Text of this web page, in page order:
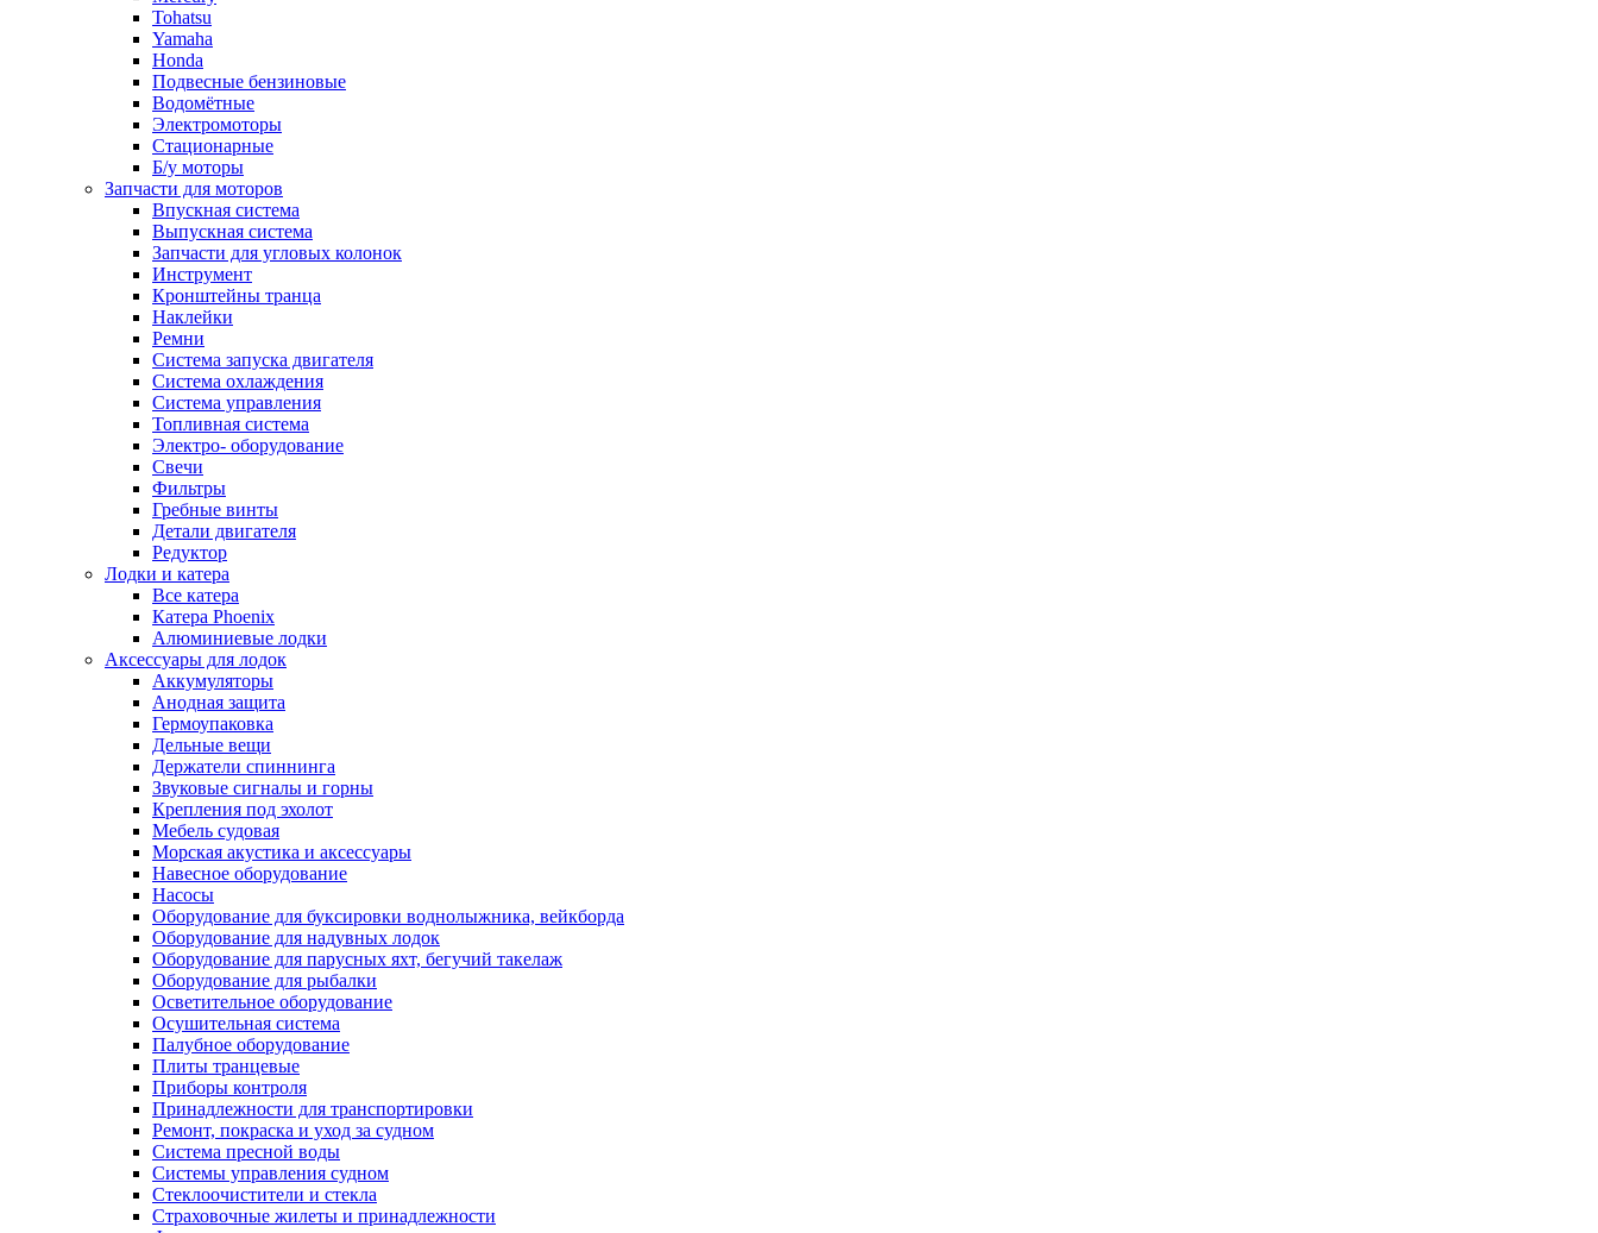
Tohatsu
Yamaha
Honda
Подвесные бензиновые
Водомётные
Электромоторы
Стационарные
Б/у моторы
Запчасти для моторов
Впускная система
Выпускная система
Запчасти для угловых колонок
Инструмент
Кронштейны транца
Наклейки
Ремни
Система запуска двигателя
Система охлаждения
Система управления
Топливная система
Электро- оборудование
Свечи
Фильтры
Гребные винты
Детали двигателя
Редуктор
Лодки и катера
Все катера
Катера Phoenix
Алюминиевые лодки
Аксессуары для лодок
Аккумуляторы
Анодная защита
Гермоупаковка
Дельные вещи
Держатели спиннинга
Звуковые сигналы и горны
Крепления под эхолот
Мебель судовая
Морская акустика и аксессуары
Навесное оборудование
Насосы
Оборудование для буксировки воднолыжника, вейкборда
Оборудование для надувных лодок
Оборудование для парусных яхт, бегучий такелаж
Оборудование для рыбалки
Осветительное оборудование
Осушительная система
Палубное оборудование
Плиты транцевые
Приборы контроля
Принадлежности для транспортировки
Ремонт, покраска и уход за судном
Система пресной воды
Системы управления судном
Стеклоочистители и стекла
Страховочные жилеты и принадлежности